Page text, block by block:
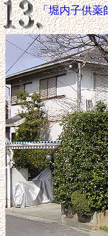
「堀内子供薬